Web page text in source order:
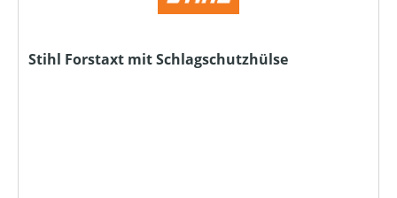
Stihl Forstaxt mit Schlagschutzhülse